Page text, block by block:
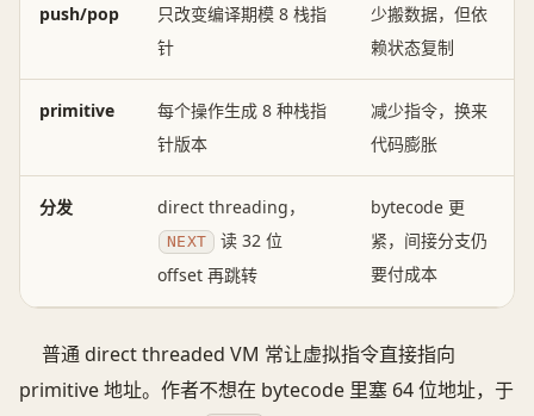
push/pop
只改变编译期模 8 栈指
针
少搬数据，但依
赖状态复制
primitive
每个操作生成 8 种栈指
针版本
减少指令，换来
代码膨胀
分发 direct threading，
NEXT
读 32 位
offset 再跳转
bytecode 更
紧，间接分支仍
要付成本
普通 direct threaded VM 常让虚拟指令直接指向
primitive 地址。作者不想在 bytecode 里塞 64 位地址，于